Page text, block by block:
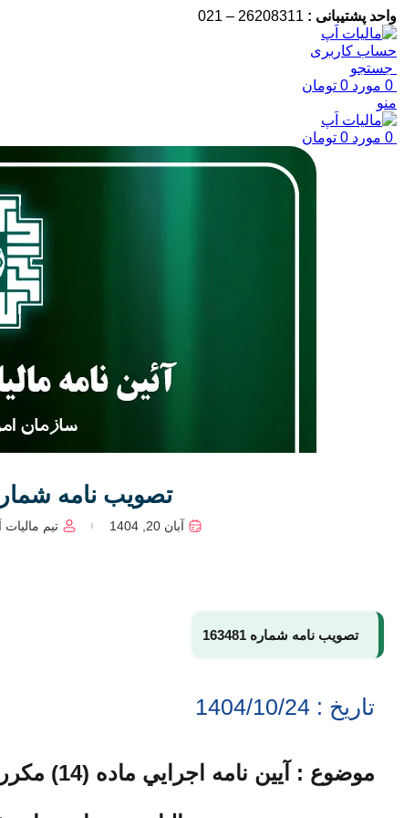
واحد پشتیبانی :
حساب کاربری
جستجو
0 مورد 0 تومان
منو
0 مورد 0 تومان
تصویب نامه شماره
آبان 20, 1404 تیم
تصویب نامه شماره 163481
تاریخ : 1404/10/24
موضوع :